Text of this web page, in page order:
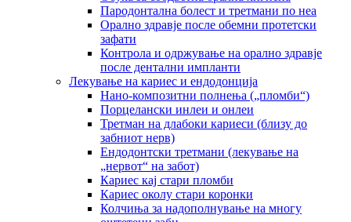
Пародонтална болест и третмани по неа
Орално здравје после обемни протетски
зафати
Контрола и одржување на орално здравје
после дентални импланти
Лекување на кариес и ендодонција
Нано-композитни полнења („пломби“)
Порцелански инлеи и онлеи
Третман на длабоки кариеси (близу до
забниот нерв)
Ендодонтски третмани (лекување на
„нервот“ на забот)
Кариес кај стари пломби
Кариес околу стари коронки
Колчиња за надополнување на многу